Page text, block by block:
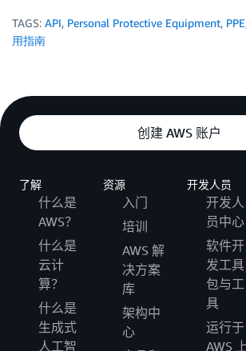
TAGS: API, Personal Protective Equipment, PPE
用指南
创建 AWS 账户
了解
什么是
AWS？
什么是
云计
算？
什么是
生成式
人工智
资源
入门
培训
AWS 解
决方案
库
架构中
心
开发人员
开发人
员中心
软件开
发工具
包与工
具
运行于
AWS 上